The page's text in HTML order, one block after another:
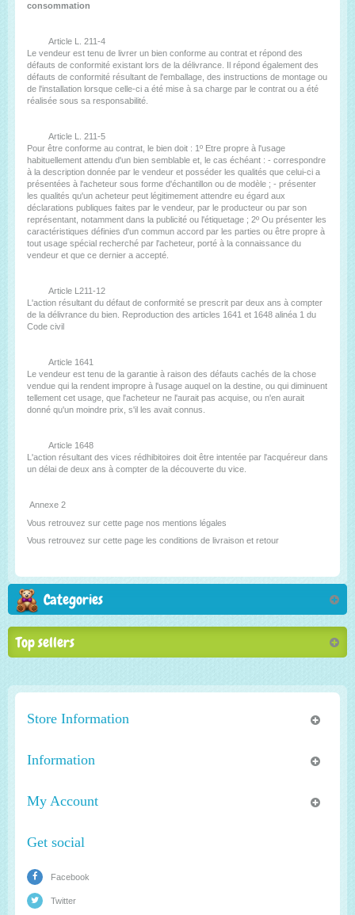
consommation
Article L. 211-4
Le vendeur est tenu de livrer un bien conforme au contrat et répond des
défauts de conformité existant lors de la délivrance. Il répond également des
défauts de conformité résultant de l'emballage, des instructions de montage ou
de l'installation lorsque celle-ci a été mise à sa charge par le contrat ou a été
réalisée sous sa responsabilité.
Article L. 211-5
Pour être conforme au contrat, le bien doit : 1º Etre propre à l'usage
habituellement attendu d'un bien semblable et, le cas échéant : - correspondre
à la description donnée par le vendeur et posséder les qualités que celui-ci a
présentées à l'acheteur sous forme d'échantillon ou de modèle ; - présenter
les qualités qu'un acheteur peut légitimement attendre eu égard aux
déclarations publiques faites par le vendeur, par le producteur ou par son
représentant, notamment dans la publicité ou l'étiquetage ; 2º Ou présenter les
caractéristiques définies d'un commun accord par les parties ou être propre à
tout usage spécial recherché par l'acheteur, porté à la connaissance du
vendeur et que ce dernier a accepté.
Article L211-12
L'action résultant du défaut de conformité se prescrit par deux ans à compter
de la délivrance du bien. Reproduction des articles 1641 et 1648 alinéa 1 du
Code civil
Article 1641
Le vendeur est tenu de la garantie à raison des défauts cachés de la chose
vendue qui la rendent impropre à l'usage auquel on la destine, ou qui diminuent
tellement cet usage, que l'acheteur ne l'aurait pas acquise, ou n'en aurait
donné qu'un moindre prix, s'il les avait connus.
Article 1648
L'action résultant des vices rédhibitoires doit être intentée par l'acquéreur dans
un délai de deux ans à compter de la découverte du vice.
Annexe 2
Vous retrouvez sur cette page nos mentions légales
Vous retrouvez sur cette page les conditions de livraison et retour
Categories
Top sellers
Store Information
Information
My Account
Get social
Facebook
Twitter